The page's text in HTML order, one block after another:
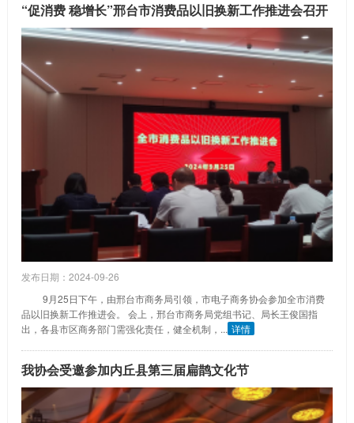
“促消费 稳增长”邢台市消费品以旧换新工作推进会召开
发布日期：2024-09-26
9月25日下午，由邢台市商务局引领，市电子商务协会参加全市消费
品以旧换新工作推进会。 会上，邢台市商务局党组书记、局长王俊国指
出，各县市区商务部门需强化责任，健全机制，... 详情
我协会受邀参加内丘县第三届扁鹊文化节